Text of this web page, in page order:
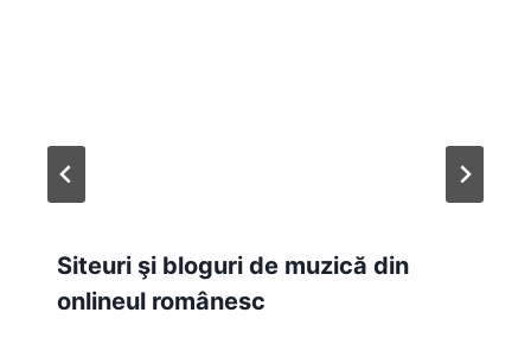
Siteuri şi bloguri de muzică din
onlineul românesc